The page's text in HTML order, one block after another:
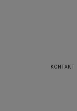
KONTAKT